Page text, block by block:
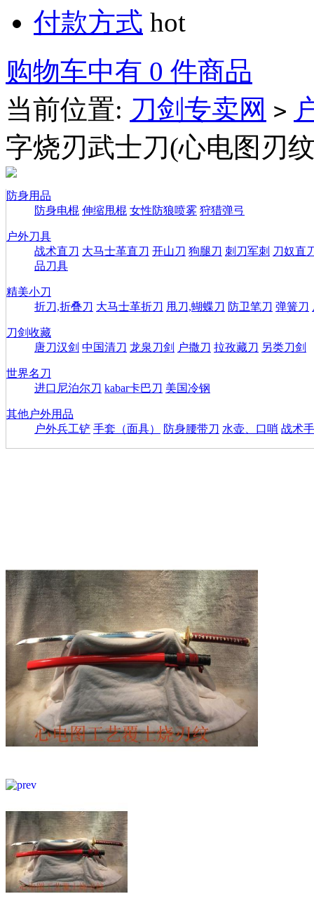
付款方式 hot
购物车中有 0 件商品
当前位置: 刀剑专卖网 >
字烧刃武士刀(心电图刃
防身用品
防身电棍 伸缩甩棍 女性防狼喷雾 狩猎弹弓
户外刀具
战术直刀 大马士革直刀 开山刀 狗腿刀 刺刀军刺 刀奴直
品刀具
精美小刀
折刀,折叠刀 大马士革折刀 甩刀,蝴蝶刀 防卫笔刀 弹簧刀
刀剑收藏
唐刀汉剑 中国清刀 龙泉刀剑 户撒刀 拉孜藏刀 另类刀剑
世界名刀
进口尼泊尔刀 kabar卡巴刀 美国冷钢
其他户外用品
户外兵工铲 手套（面具） 防身腰带刀 水壶、口哨 战术